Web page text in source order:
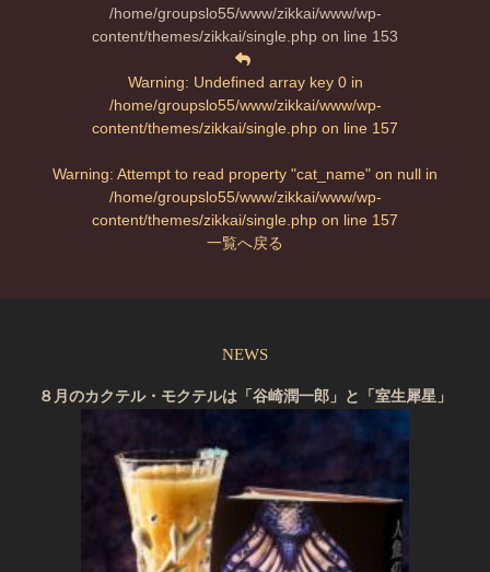
/home/groupslo55/www/zikkai/www/wp-
content/themes/zikkai/single.php on line 153
Warning: Undefined array key 0 in
/home/groupslo55/www/zikkai/www/wp-
content/themes/zikkai/single.php on line 157
Warning: Attempt to read property "cat_name" on null in
/home/groupslo55/www/zikkai/www/wp-
content/themes/zikkai/single.php on line 157
一覧へ戻る
NEWS
８月のカクテル・モクテルは「谷崎潤一郎」と「室生犀星」